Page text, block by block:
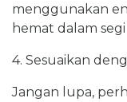
menggunakan
hemat dalam
4. Sesuaikan
Jangan lupa,